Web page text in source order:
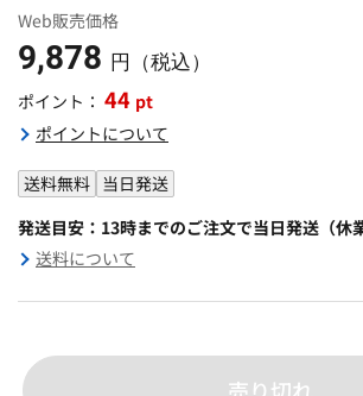
Web販売価格
9,878 円（税込）
ポイント： 44 pt
ポイントについて
送料無料 当日発送
発送目安：13時までのご注文で当日発送（休
送料について